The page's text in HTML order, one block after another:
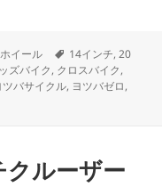
イール
タ
グ
14インチ,20
ズバイク, クロスバイク,
ツバサイクル, ヨツバゼロ,
ルーザー